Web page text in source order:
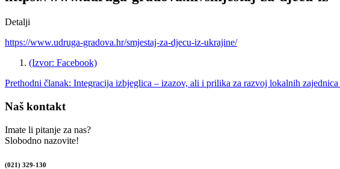
Detalji
https://www.udruga-gradova.hr/smjestaj-za-djecu-iz-ukrajine/
(Izvor: Facebook)
Prethodni članak: Integracija izbjeglica – izazov, ali i prilika za razvoj lokalnih zajednica
Naš kontakt
Imate li pitanje za nas?
Slobodno nazovite!
(021) 329-130